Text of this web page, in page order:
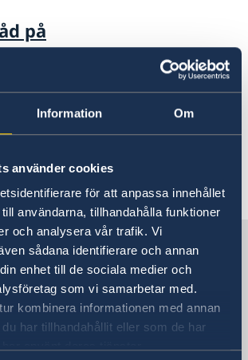
Information Om
använder cookies
för att anpassa innehållet
användarna, tillhandahålla funktioner
och analysera vår trafik. Vi
sådana identifierare och annan
enhet till de sociala medier och
som vi samarbetar med.
kombinera informationen med annan
har tillhandahållit eller som de har
på
ett nytt pass? Då är det
tid!
Sweden